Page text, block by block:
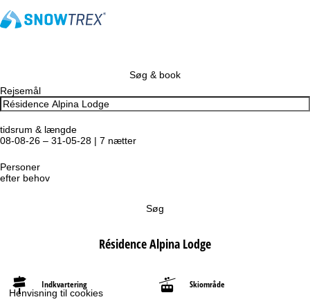
Henvisning til cookies
Søg & book
Rejsemål
tidsrum & længde
08-08-26 – 31-05-28 | 7 nætter
Personer
efter behov
Søg
Résidence Alpina Lodge
Indkvartering Skiområde